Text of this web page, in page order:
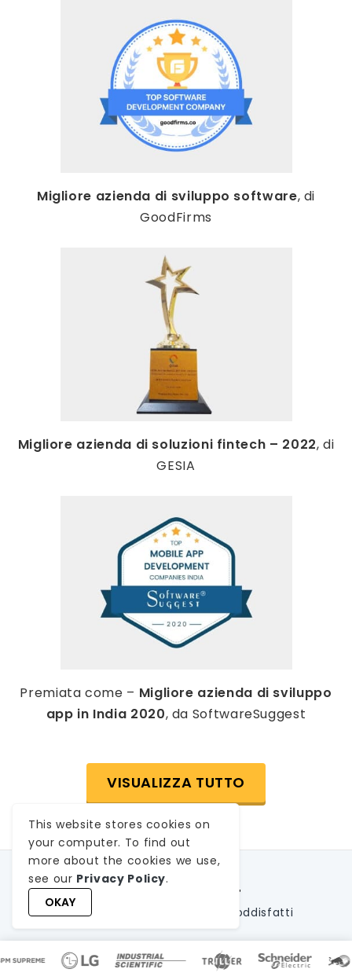
Migliore azienda di sviluppo software, di
GoodFirms
Migliore azienda di soluzioni fintech – 2022, di
GESIA
Premiata come – Migliore azienda di sviluppo
app in India 2020, da SoftwareSuggest
VISUALIZZA TUTTO
3600+
Progetti consegnati
825+
Clienti soddisfatti
26+ 650+
This website stores cookies on
your computer. To find out
more about the cookies we use,
see our Privacy Policy.
OKAY